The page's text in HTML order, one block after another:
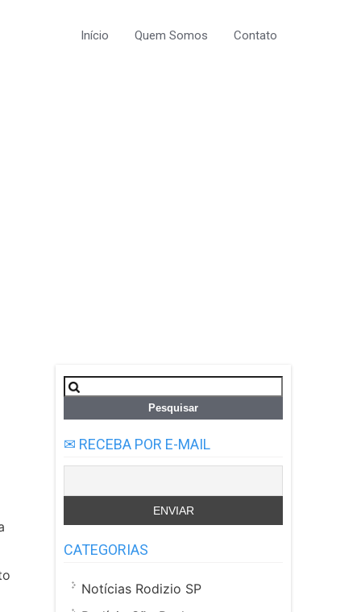
Início Quem Somos Contato
Pesquisar
por:
✉ RECEBA POR E-MAIL
CATEGORIAS
Notícias Rodizio SP